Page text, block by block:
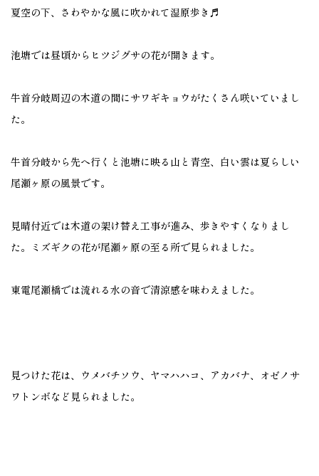
夏空の下、さわやかな風に吹かれて湿原歩き♬
池塘では昼頃からヒツジグサの花が開きます。
牛首分岐周辺の木道の間にサワギキョウがたくさん咲いていまし
た。
牛首分岐から先へ行くと池塘に映る山と青空、白い雲は夏らしい
尾瀬ヶ原の風景です。
見晴付近では木道の架け替え工事が進み、歩きやすくなりまし
た。ミズギクの花が尾瀬ヶ原の至る所で見られました。
東電尾瀬橋では流れる水の音で清涼感を味わえました。
見つけた花は、ウメバチソウ、ヤマハハコ、アカバナ、オゼノサ
ワトンボなど見られました。